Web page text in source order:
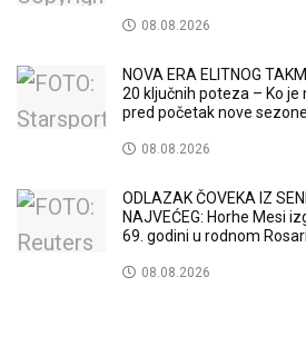
08.08.2026
NOVA ERA ELITNOG
20 ključnih poteza – Ko je
pred početak nove
08.08.2026
ODLAZAK ČOVEKA IZ
NAJVEĆEG: Horhe Mesi
69. godini u rodnom
08.08.2026